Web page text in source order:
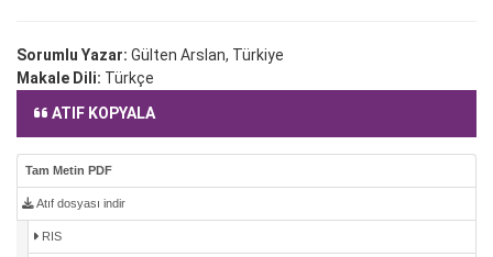
Sorumlu Yazar: Gülten Arslan, Türkiye
Makale Dili: Türkçe
ATIF KOPYALA
Tam Metin PDF
Atıf dosyası indir
RIS